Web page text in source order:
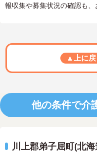
報収集や募集状況の確認も、
▲上に戻
他の条件で介
川上郡弟子屈町(北